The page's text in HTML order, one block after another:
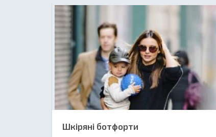
Шкіряні ботфорти